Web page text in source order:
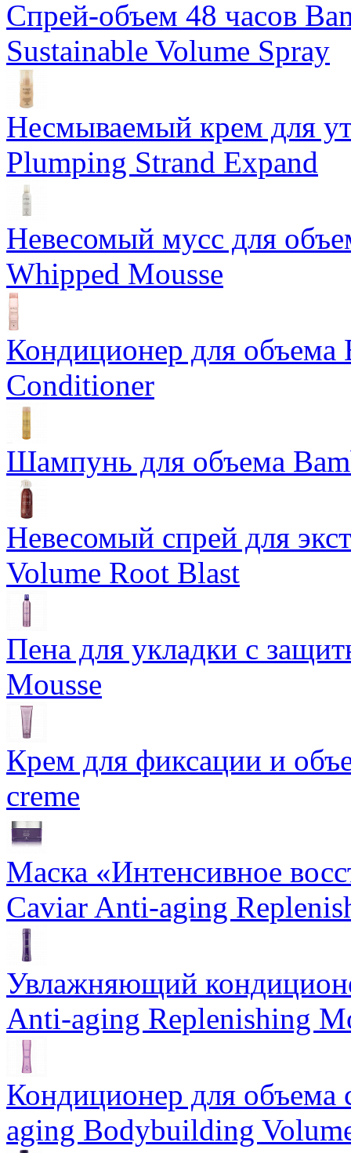
Спрей-объем 48 часов
Sustainable Volume Spray
Несмываемый крем для
Plumping Strand Expand
Невесомый мусс для
Whipped Mousse
Кондиционер для объема
Conditioner
Шампунь для объема
Невесомый спрей для
Volume Root Blast
Пена для укладки с
Mousse
Крем для фиксации и
creme
Маска «Интенсивное
Caviar Anti-aging
Увлажняющий
Anti-aging Replenishing
Кондиционер для
aging Bodybuilding